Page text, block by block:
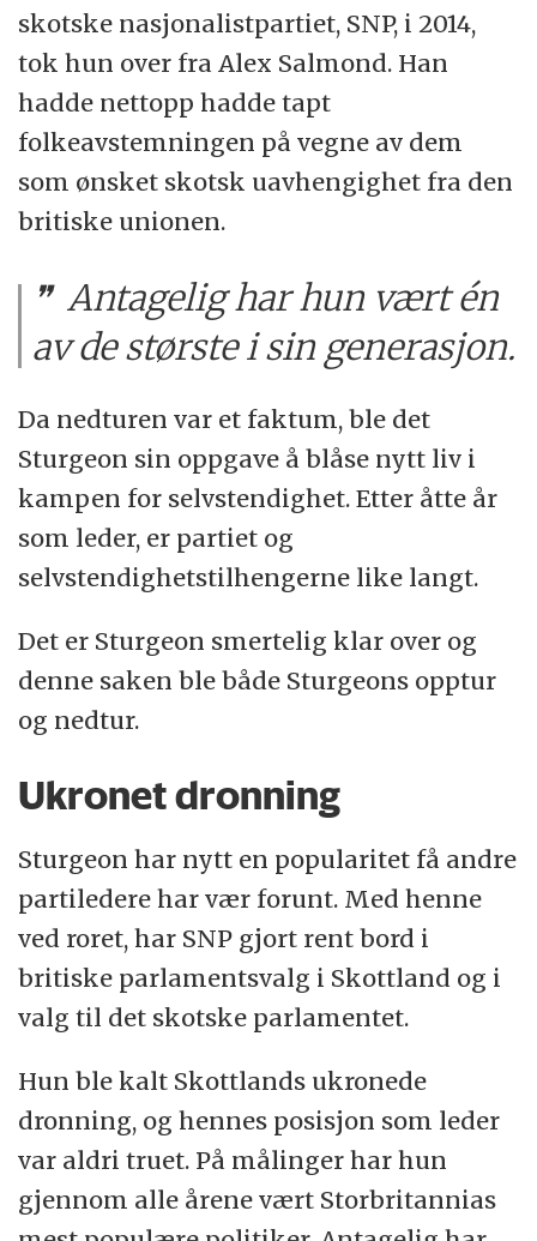
skotske nasjonalistpartiet, SNP, i 2014,
tok hun over fra Alex Salmond. Han
hadde nettopp hadde tapt
folkeavstemningen på vegne av dem
som ønsket skotsk uavhengighet fra den
britiske unionen.
Antagelig har hun vært én
av de største i sin generasjon.
Da nedturen var et faktum, ble det
Sturgeon sin oppgave å blåse nytt liv i
kampen for selvstendighet. Etter åtte år
som leder, er partiet og
selvstendighetstilhengerne like langt.
Det er Sturgeon smertelig klar over og
denne saken ble både Sturgeons opptur
og nedtur.
Ukronet dronning
Sturgeon har nytt en popularitet få andre
partiledere har vær forunt. Med henne
ved roret, har SNP gjort rent bord i
britiske parlamentsvalg i Skottland og i
valg til det skotske parlamentet.
Hun ble kalt Skottlands ukronede
dronning, og hennes posisjon som leder
var aldri truet. På målinger har hun
gjennom alle årene vært Storbritannias